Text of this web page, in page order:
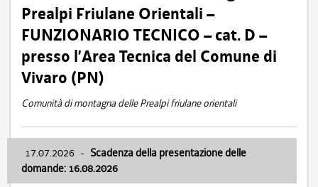
Prealpi Friulane Orientali –
FUNZIONARIO TECNICO – cat. D –
presso l’Area Tecnica del Comune di
Vivaro (PN)
Comunità di montagna delle Prealpi friulane orientali
17.07.2026 - Scadenza della presentazione delle
domande: 16.08.2026